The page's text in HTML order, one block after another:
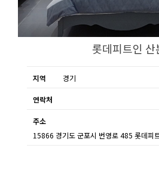
롯데피트인 산
지역 경기
연락처
주소
15866 경기도 군포시 번영로 485 롯데피